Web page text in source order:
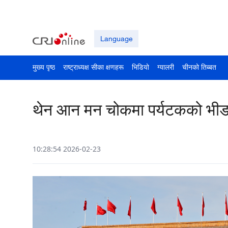
Language
मुख्य पृष्ठ राष्ट्राध्यक्ष सीका क्षणहरू भिडियो ग्यालरी चीनको तिब्बत
थेन आन मन चोकमा पर्यटकको
10:28:54 2026-02-23